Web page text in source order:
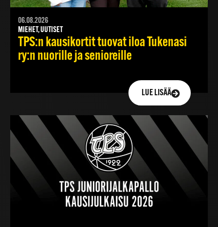
06.08.2026
MIEHET, UUTISET
TPS:n kausikortit tuovat iloa Tukenasi
ry:n nuorille ja senioreille
LUE LISÄÄ